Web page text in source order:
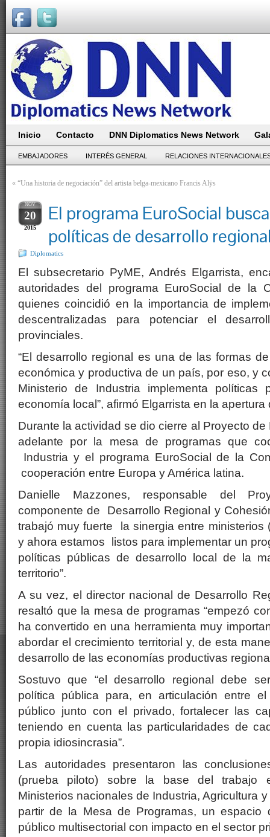
Inicio Contacto DNN Diplomatics News Network
EMBAJADORES INTERÉS GENERAL RELACIONES
« “Una historia de negociación” del artista belga-mexicano Francis Alÿs
NOV
20
2015
El programa EuroSocial
políticas de desarrollo
Diplomatics
El subsecretario PyME, Andrés Elgarrista,
autoridades del programa EuroSocial de la
quienes coincidió en la importancia de
descentralizadas para potenciar el
provinciales.
“El desarrollo regional es una de las formas
económica y productiva de un país, por eso, y
Ministerio de Industria implementa políticas
economía local”, afirmó Elgarrista en la apertura
Durante la actividad se dio cierre al Proyecto
adelante por la mesa de programas que
Industria y el programa EuroSocial de la
cooperación entre Europa y América latina.
Danielle Mazzones, responsable del
componente de Desarrollo Regional y
trabajó muy fuerte la sinergia entre ministerios
y ahora estamos listos para implementar un
políticas públicas de desarrollo local de la
territorio”.
A su vez, el director nacional de Desarrollo
resaltó que la mesa de programas “empezó
ha convertido en una herramienta muy
abordar el crecimiento territorial y, de esta
desarrollo de las economías productivas
Sostuvo que “el desarrollo regional debe
política pública para, en articulación entre
público junto con el privado, fortalecer las
teniendo en cuenta las particularidades de
propia idiosincrasia”.
Las autoridades presentaron las
(prueba piloto) sobre la base del trabajo
Ministerios nacionales de Industria, Agricultura
partir de la Mesa de Programas, un espacio
público multisectorial con impacto en el sector